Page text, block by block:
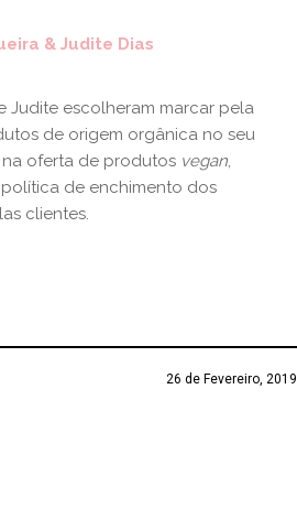
& Judite Dias
Judite escolheram marcar pela
de origem orgânica no seu
oferta de produtos vegan,
política de enchimento dos
clientes.
26 de Fevereiro, 2019